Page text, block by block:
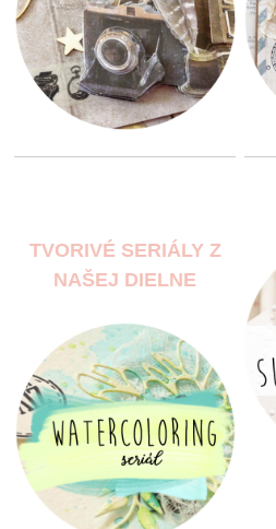
TVORIVÉ SERIÁLY Z
NAŠEJ DIELNE